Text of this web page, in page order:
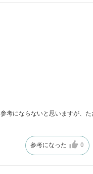
考にならないと思いますが、
参考になった 0